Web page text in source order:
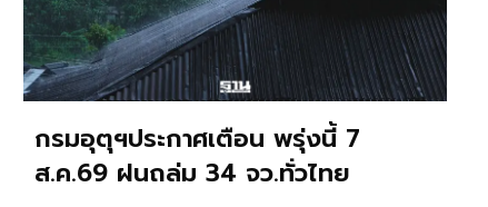
กรมอุตุฯประกาศเตือน พรุ่งนี้ 7
ส.ค.69 ฝนถล่ม 34 จว.ทั่วไทย